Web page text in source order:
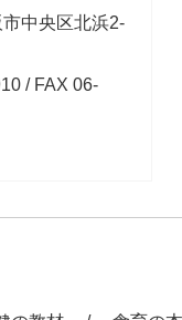
中央区北浜2-
/ FAX 06-